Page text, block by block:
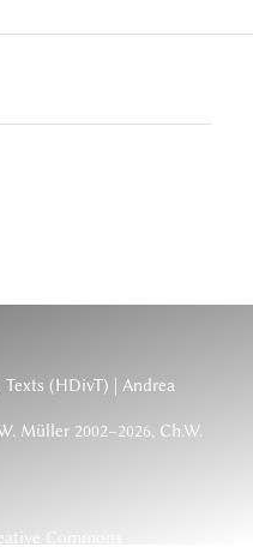
(HDivT) | Andrea
Müller 2002–2026, Ch.W.
Commons